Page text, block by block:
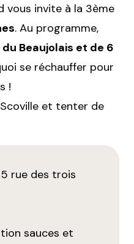
vous invite à la 3ème
. Au programme,
Beaujolais et de 6
se réchauffer pour
!
et tenter de
rue des trois
sauces et